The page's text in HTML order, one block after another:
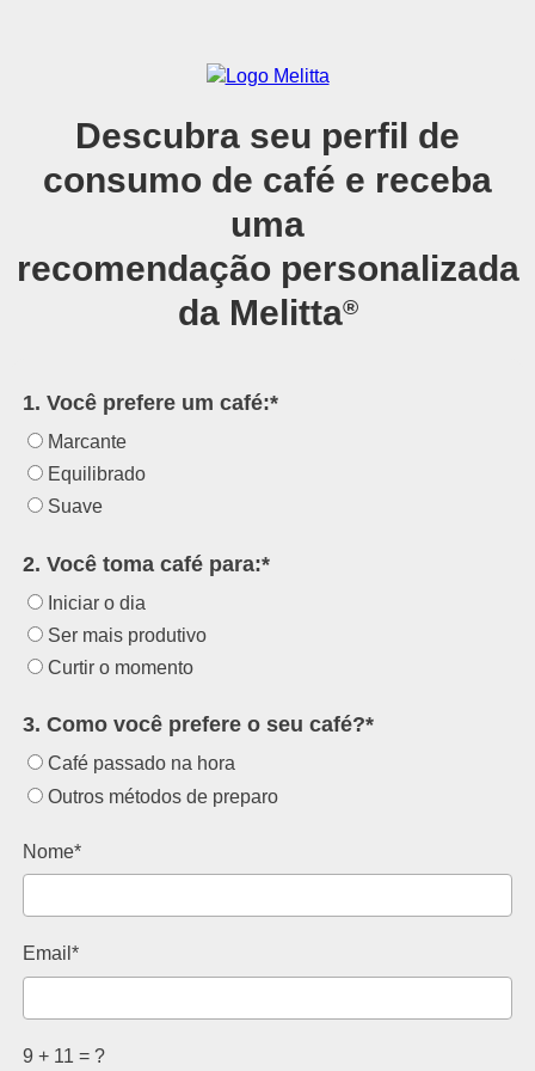
Descubra seu perfil de
consumo de café e receba
uma
recomendação personalizada
da Melitta®
1. Você prefere um café:*
Marcante
Equilibrado
Suave
2. Você toma café para:*
Iniciar o dia
Ser mais produtivo
Curtir o momento
3. Como você prefere o seu café?*
Café passado na hora
Outros métodos de preparo
Nome*
Email*
9 + 11 = ?